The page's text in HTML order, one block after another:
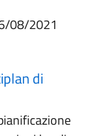
08/2021
di
scheda).